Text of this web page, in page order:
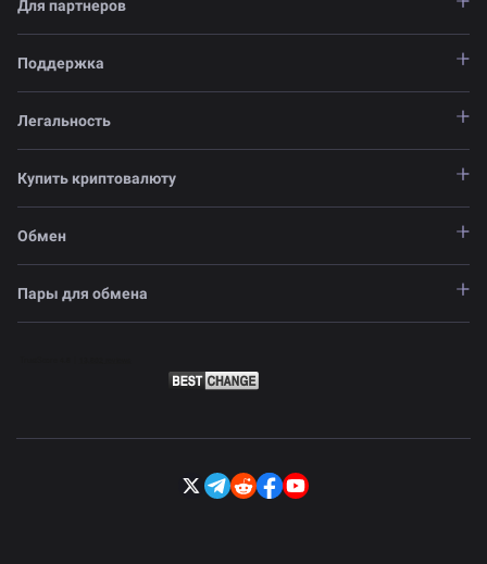
Для партнеров
Поддержка
Легальность
Купить криптовалюту
Обмен
Пары для обмена